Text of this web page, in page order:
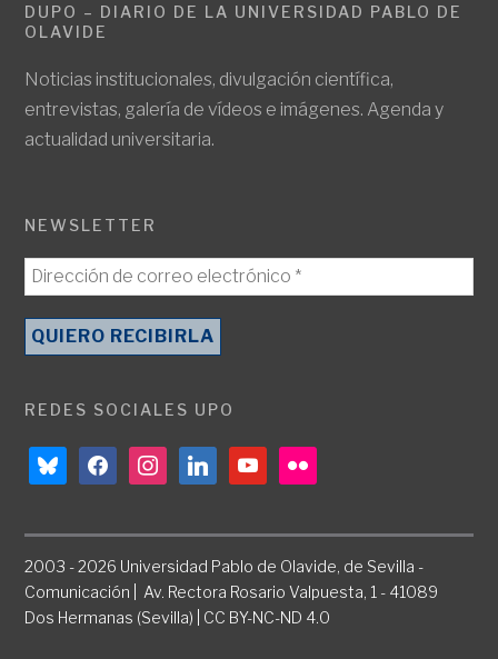
DUPO – DIARIO DE LA UNIVERSIDAD PABLO DE
OLAVIDE
Noticias institucionales, divulgación científica,
entrevistas, galería de vídeos e imágenes. Agenda y
actualidad universitaria.
NEWSLETTER
REDES SOCIALES UPO
blueskyfacebookinstagramlinkedinyoutubeflickr
2003 - 2026 Universidad Pablo de Olavide, de Sevilla -
Comunicación | Av. Rectora Rosario Valpuesta, 1 - 41089
Dos Hermanas (Sevilla) | CC BY-NC-ND 4.0